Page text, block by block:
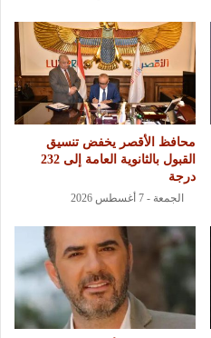
محافظ الأقصر يخفض تنسيق
القبول بالثانوية العامة إلى 232
درجة
الجمعة - 7 أغسطس 2026